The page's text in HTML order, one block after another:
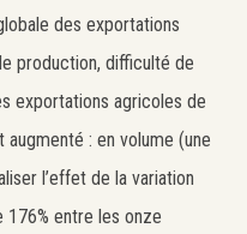
des exportations
production, difficulté de
exportations agricoles de
augmenté : en volume (une
l’effet de la variation
entre les onze